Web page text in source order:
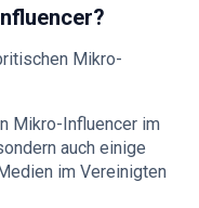
Mikro-
Mikro-Influencer im
auch einige
im Vereinigten